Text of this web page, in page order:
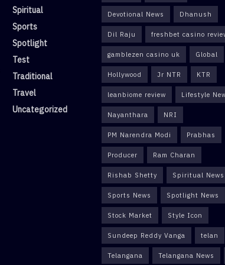
Spiritual
Sports
Spotlight
Test
Traditional
Travel
Uncategorized
Devotional News Dhanush
Dil Raju freshbet casino
gamblezen casino uk Global
Hollywood Jr NTR KTR
leanbiome review Lifestyle
Nayanthara NRI
PM Narendra Modi Prabhas
Producer Ram Charan
Rishab Shetty Spiritual News
Sports News Spotlight News
Stock Market Style Icon
Sundeep Reddy Vanga telan
Telangana Telangana News